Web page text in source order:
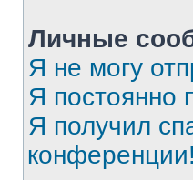
Личные
Я не могу
Я постоянно
Я получил
конференции!